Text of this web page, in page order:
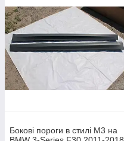
Бокові пороги в стилі M3 на